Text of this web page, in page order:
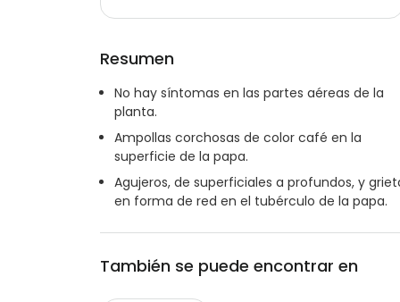
Resumen
No hay síntomas en las partes aéreas de la
planta.
Ampollas corchosas de color café en la
superficie de la papa.
Agujeros, de superficiales a profundos, y
en forma de red en el tubérculo de la papa.
También se puede encontrar en